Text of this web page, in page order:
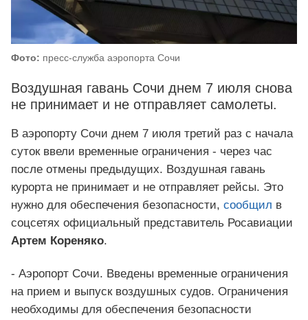
Фото: пресс-служба аэропорта Сочи
Воздушная гавань Сочи днем 7 июля снова
не принимает и не отправляет самолеты.
В аэропорту Сочи днем 7 июля третий раз с начала
суток ввели временные ограничения - через час
после отмены предыдущих. Воздушная гавань
курорта не принимает и не отправляет рейсы. Это
нужно для обеспечения безопасности, сообщил в
соцсетях официальный представитель Росавиации
Артем Кореняко.
- Аэропорт Сочи. Введены временные ограничения
на прием и выпуск воздушных судов. Ограничения
необходимы для обеспечения безопасности